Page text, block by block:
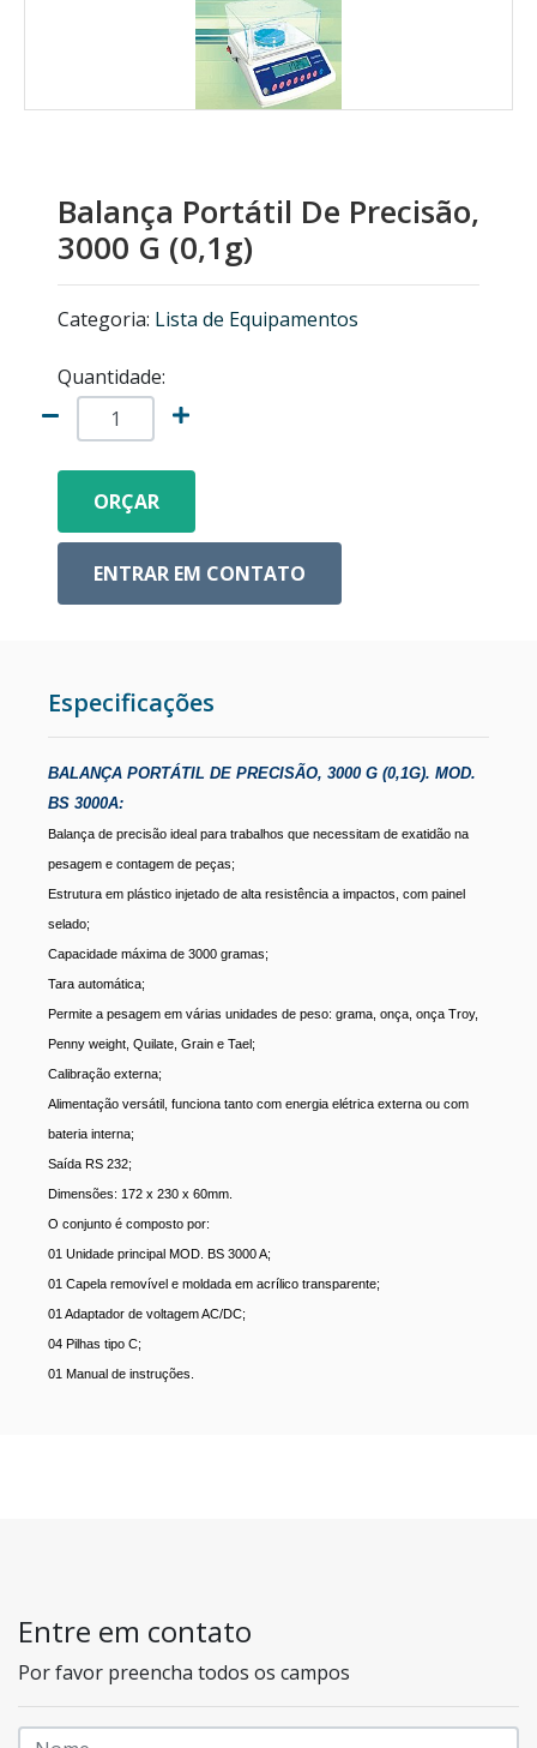
MICROSCÓPIOS LABORANA
MICROSCÓPIOS MOTIC
EQUIPAMENTOS ANALÍTICOS
LISTA DE EQUIPAMENTOS
MODELOS ANATÔMICOS
ACESSÓRIOS PARA MICROSCÓPIOS
RETÍCULOS DE MICROSCÓPIO
CÂMERA PARA MICROSCÓPIO
MICROSCÓPIO COM CONTRASTE DE FASE
CENTRÍFUGAS PARA LABORATÓRIO
Balança Portátil De Precisão,
3000 G (0,1g)
Categoria: Lista de Equipamentos
Quantidade:
ORÇAR
ENTRAR EM CONTATO
Especificações
BALANÇA PORTÁTIL DE PRECISÃO, 3000 G (0,1G). MOD.
BS 3000A:
Balança de precisão ideal para trabalhos que necessitam de exatidão na
pesagem e contagem de peças;
Estrutura em plástico injetado de alta resistência a impactos, com painel
selado;
Capacidade máxima de 3000 gramas;
Tara automática;
Permite a pesagem em várias unidades de peso: grama, onça, onça Troy,
Penny weight, Quilate, Grain e Tael;
Calibração externa;
Alimentação versátil, funciona tanto com energia elétrica externa ou com
bateria interna;
Saída RS 232;
Dimensões: 172 x 230 x 60mm.
O conjunto é composto por:
01 Unidade principal MOD. BS 3000 A;
01 Capela removível e moldada em acrílico transparente;
01 Adaptador de voltagem AC/DC;
04 Pilhas tipo C;
01 Manual de instruções.
Entre em contato
Por favor preencha todos os campos